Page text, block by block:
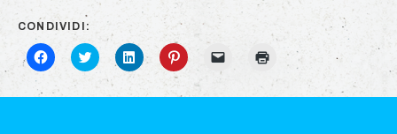
CONDIVIDI:
Fai
clic
condividere
Click
to
share
on
Fai
clic
per
Fai
clic
qui
per
clic
inviare
Fai
clic
qui
per